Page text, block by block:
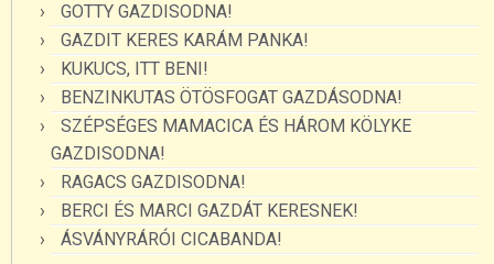
GOTTY GAZDISODNA!
GAZDIT KERES KARÁM PANKA!
KUKUCS, ITT BENI!
BENZINKUTAS ÖTÖSFOGAT GAZDÁSODNA!
SZÉPSÉGES MAMACICA ÉS HÁROM KÖLYKE
GAZDISODNA!
RAGACS GAZDISODNA!
BERCI ÉS MARCI GAZDÁT KERESNEK!
ÁSVÁNYRÁRÓI CICABANDA!